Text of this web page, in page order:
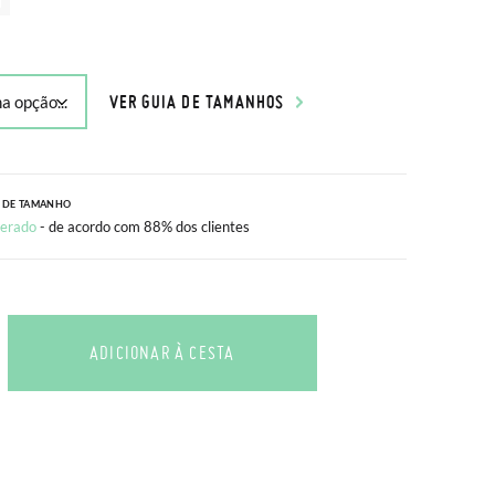
VER GUIA DE TAMANHOS
DE TAMANHO
- de acordo com 88% dos clientes
ADICIONAR À CESTA